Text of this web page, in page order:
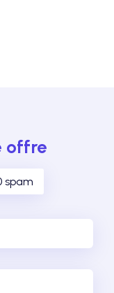
offre
spam